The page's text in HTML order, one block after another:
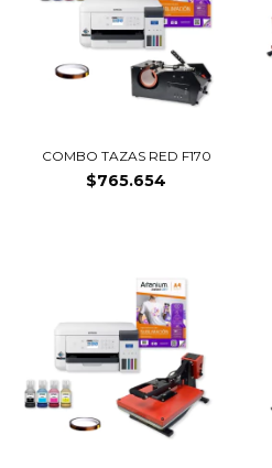
COMBO TAZAS RED F170
$765.654